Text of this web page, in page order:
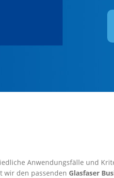
Anwendungsfälle und
wir den passenden Glasfaser